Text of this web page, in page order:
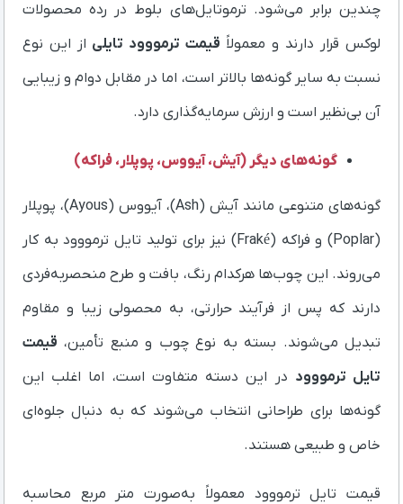
چندین برابر می‌شود. ترموتایل‌های بلوط در رده محصولات
لوکس قرار دارند و معمولاً قیمت ترمووود تایلی از این نوع
نسبت به سایر گونه‌ها بالاتر است، اما در مقابل دوام و زیبایی
آن بی‌نظیر است و ارزش سرمایه‌گذاری دارد.
گونه‌های دیگر (آیش، آیووس، پوپلار، فراکه)
گونه‌های متنوعی مانند آیش (Ash)، آیووس (Ayous)، پوپلار
(Poplar) و فراکه (Fraké) نیز برای تولید تایل ترمووود به کار
می‌روند. این چوب‌ها هرکدام رنگ، بافت و طرح منحصربه‌فردی
دارند که پس از فرآیند حرارتی، به محصولی زیبا و مقاوم
تبدیل می‌شوند. بسته به نوع چوب و منبع تأمین، قیمت
تایل ترموووددر این دسته متفاوت است، اما اغلب این
گونه‌ها برای طراحانی انتخاب می‌شوند که به دنبال جلوه‌ای
خاص و طبیعی هستند.
قیمت تایل ترمووود معمولاً به‌صورت متر مربع محاسبه